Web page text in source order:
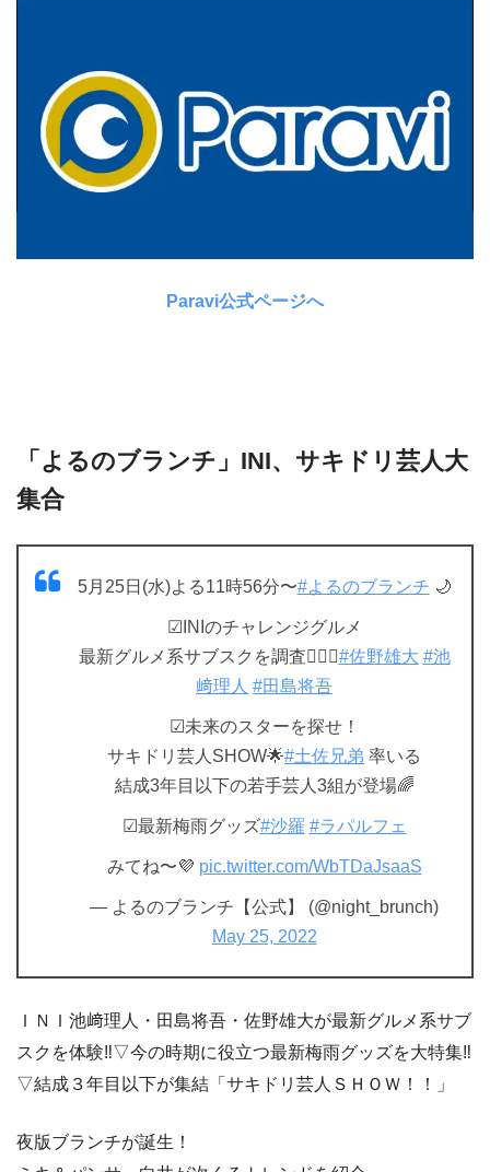
Paravi公式ページへ
「よるのブランチ」INI、サキドリ芸人大
集合
5月25日(水)よる11時56分〜#よるのブランチ 🌙
☑︎INIのチャレンジグルメ
最新グルメ系サブスクを調査🕵🏻‍♂️#佐野雄大 #池
﨑理人 #田島将吾
☑︎未来のスターを探せ！
サキドリ芸人SHOW🌟#土佐兄弟 率いる
結成3年目以下の若手芸人3組が登場🌈
☑︎最新梅雨グッズ#沙羅 #ラパルフェ
みてね〜💜 pic.twitter.com/WbTDaJsaaS
— よるのブランチ【公式】 (@night_brunch)
May 25, 2022
ＩＮＩ池﨑理人・田島将吾・佐野雄大が最新グルメ系サブ
スクを体験‼▽今の時期に役立つ最新梅雨グッズを大特集‼
▽結成３年目以下が集結「サキドリ芸人ＳＨＯＷ！！」
夜版ブランチが誕生！